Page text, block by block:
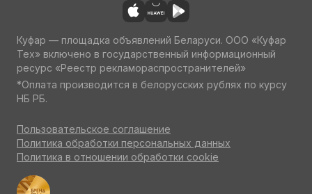
Куфар — площадка объявлений Беларуси. ООО «Куфар
Тех» включено в государственный информационный
ресурс «Реестр рекламораспространителей»
*Оплата производится в белорусских рублях по курсу
НБ РБ.
Пользовательское соглашение
Политика обработки персональных данных
Политика в отношении обработки cookie